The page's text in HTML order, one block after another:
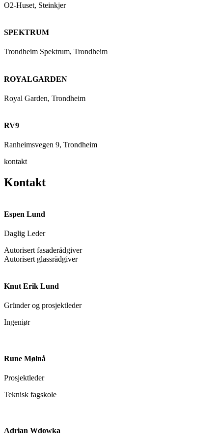
O2-Huset, Steinkjer
SPEKTRUM
Trondheim Spektrum, Trondheim
ROYALGARDEN
Royal Garden, Trondheim
RV9
Ranheimsvegen 9, Trondheim
kontakt
Kontakt
Espen Lund
Daglig Leder
Autorisert fasaderådgiver
Autorisert glassrådgiver
Knut Erik Lund
Gründer og prosjektleder
Ingeniør
Rune Mølnå
Prosjektleder
Teknisk fagskole
Adrian Wdowka